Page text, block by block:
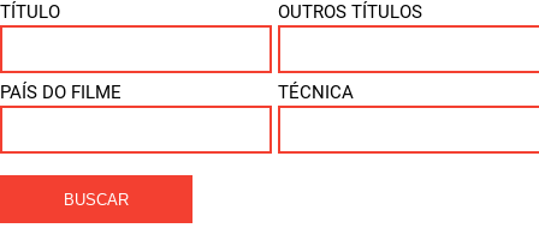
TÍTULO OUTROS TÍTULOS
PAÍS DO FILME TÉCNICA